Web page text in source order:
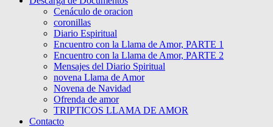
Cenáculo de oracion
coronillas
Diario Espiritual
Encuentro con la Llama de Amor, PARTE 1
Encuentro con la Llama de Amor, PARTE 2
Mensajes del Diario Spiritual
novena Llama de Amor
Novena de Navidad
Ofrenda de amor
TRIPTICOS LLAMA DE AMOR
Contacto